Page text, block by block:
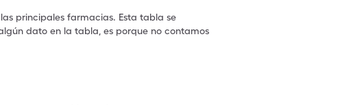
principales farmacias. Esta tabla se
dato en la tabla, es porque no contamos